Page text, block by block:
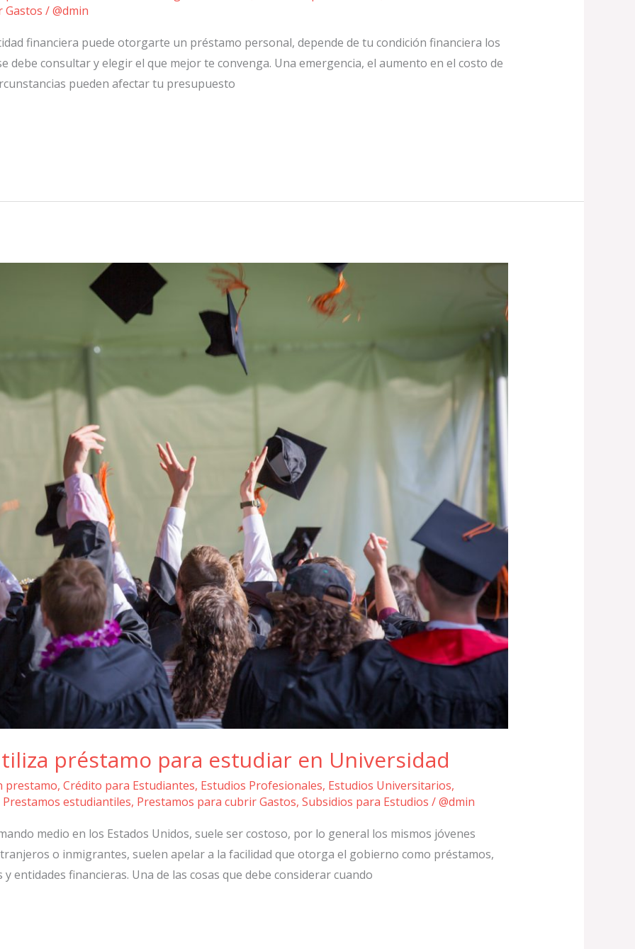
Gastos /@dmin
financiera puede otorgarte un préstamo personal, depende de tu condición financiera los
debe consultar y elegir el que mejor te convenga. Una emergencia, el aumento en el costo de
pueden afectar tu presupuesto
préstamo para estudiar en Universidad
prestamo, Crédito para Estudiantes, Estudios Profesionales, Estudios Universitarios,
Prestamos estudiantiles, Prestamos para cubrir Gastos, Subsidios para Estudios /@dmin
medio en los Estados Unidos, suele ser costoso, por lo general los mismos jóvenes
o inmigrantes, suelen apelar a la facilidad que otorga el gobierno como préstamos,
entidades financieras. Una de las cosas que debe considerar cuando